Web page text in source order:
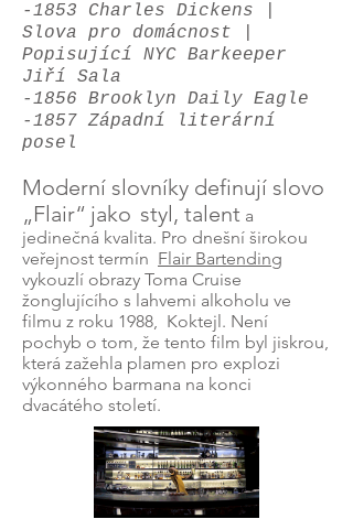
-1853 Charles Dickens |
Slova pro domácnost |
Popisující NYC Barkeeper
Jiří Sala
-1856 Brooklyn Daily Eagle
-1857 Západní literární
posel
Moderní slovníky definují slovo
„Flair“ jako styl, talent a
jedinečná kvalita. Pro dnešní širokou
veřejnost termín Flair Bartending
vykouzlí obrazy Toma Cruise
žonglujícího s lahvemi alkoholu ve
filmu z roku 1988, Koktejl. Není
pochyb o tom, že tento film byl jiskrou,
která zažehla plamen pro explozi
výkonného barmana na konci
dvacátého století.